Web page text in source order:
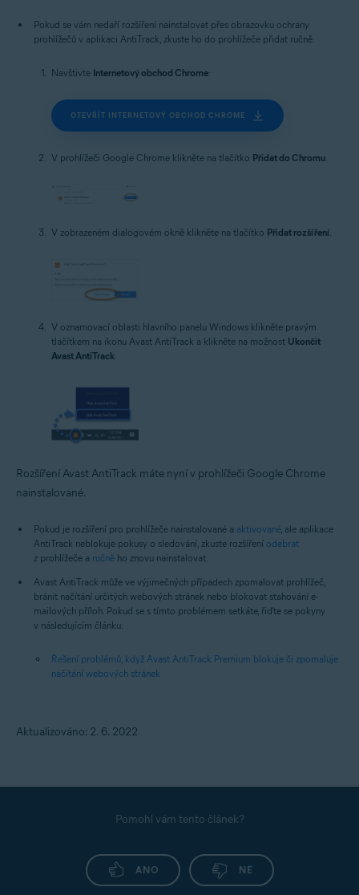
Pokud se vám nedaří rozšíření nainstalovat přes obrazovku ochrany
prohlížečů v aplikaci AntiTrack, zkuste ho do prohlížeče přidat ručně:
Navštivte Internetový obchod Chrome:
OTEVŘÍT INTERNETOVÝ OBCHOD CHROME
V prohlížeči Google Chrome klikněte na tlačítko Přidat do Chromu
V zobrazeném dialogovém okně klikněte na tlačítko Přidat rozšíření.
V oznamovací oblasti hlavního panelu Windows klikněte pravým
tlačítkem na ikonu Avast AntiTrack a klikněte na možnost Ukončit
Avast AntiTrack
Rozšíření Avast AntiTrack máte nyní v prohlížeči Google Chrome
nainstalované.
Pokud je rozšíření pro prohlížeče nainstalované a aktivované, ale aplikace
AntiTrack neblokuje pokusy o sledování, zkuste rozšíření odebrat
z prohlížeče a ručně ho znovu nainstalovat.
Avast AntiTrack může ve výjimečných případech zpomalovat prohlížeč,
bránit načítání určitých webových stránek nebo blokovat stahování e-
mailových příloh. Pokud se s tímto problémem setkáte, řiďte se pokyny
v následujícím článku:
Řešení problémů, když Avast AntiTrack Premium blokuje či zpomaluje
načítání webových stránek
Aktualizováno: 2. 6. 2022
Pomohl vám tento článek?
ANO NE